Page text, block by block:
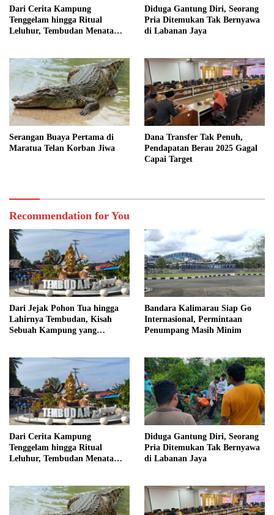
Dari Cerita Kampung
Tenggelam hingga Ritual
Leluhur, Tembudan Menata
Diduga Gantung Diri, Seorang
Pria Ditemukan Tak Bernyawa
di Labanan Jaya
Serangan Buaya Pertama di
Maratua Telan Korban Jiwa
Dana Transfer Tak Penuh,
Pendapatan Berau 2025 Gagal
Capai Target
Recommendation for You
Dari Jejak Pohon Tua hingga
Lahirnya Tembudan, Kisah
Sebuah Kampung yang
Bandara Kalimarau Siap Go
Internasional, Permintaan
Penumpang Masih Minim
Dari Cerita Kampung
Tenggelam hingga Ritual
Leluhur, Tembudan Menata
Diduga Gantung Diri, Seorang
Pria Ditemukan Tak Bernyawa
di Labanan Jaya